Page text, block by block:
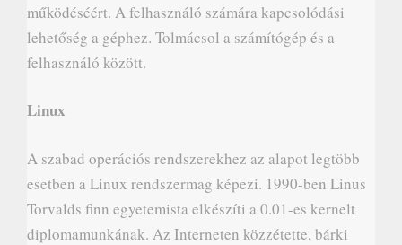
működéséért. A felhasználó számára kapcsolódási
lehetőség a géphez. Tolmácsol a számítógép és a
felhasználó között.
Linux
A szabad operációs rendszerekhez az alapot legtöbb
esetben a Linux rendszermag képezi. 1990-ben Linus
Torvalds finn egyetemista elkészíti a 0.01-es kernelt
diplomamunkának. Az Interneten közzétette, bárki